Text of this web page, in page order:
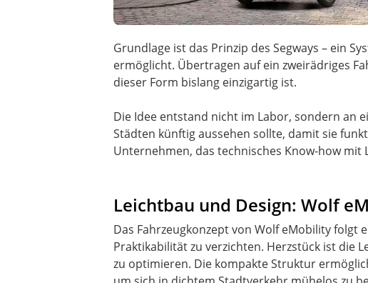
Grundlage ist das Prinzip des Segways – ein
ermöglicht. Übertragen auf ein zweirädriges
dieser Form bislang einzigartig ist.
Die Idee entstand nicht im Labor, sondern an
Städten künftig aussehen sollte, damit sie
Unternehmen, das technisches Know-how mit
Leichtbau und Design: Wolf
Das Fahrzeugkonzept von Wolf eMobility
Praktikabilität zu verzichten. Herzstück ist die
zu optimieren. Die kompakte Struktur